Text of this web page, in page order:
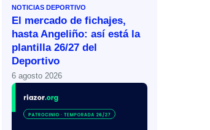
NOTICIAS DEPORTIVO
El mercado de fichajes,
hasta Angeliño: así está la
plantilla 26/27 del
Deportivo
6 agosto 2026